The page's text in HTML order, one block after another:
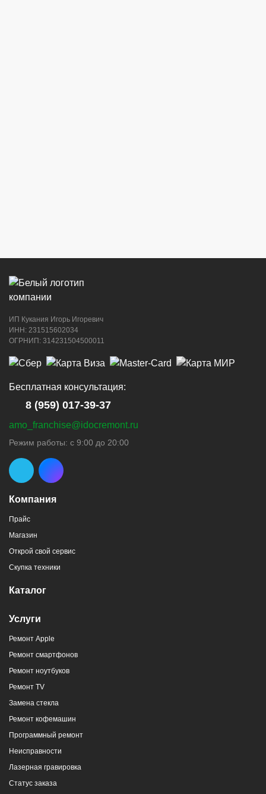
ИП Кукания Игорь Игоревич
ИНН: 231515602034
ОГРНИП: 314231504500011
Компания
Прайс
Магазин
Открой свой сервис
Скупка техники
Каталог
Услуги
Ремонт Apple
Ремонт смартфонов
Ремонт ноутбуков
Ремонт TV
Замена стекла
Ремонт кофемашин
Программный ремонт
Неисправности
Лазерная гравировка
Статус заказа
Бесплатная консультация:
8 (959) 017-39-37
amo_franchise@idocremont.ru
Режим работы: с 9:00 до 20:00